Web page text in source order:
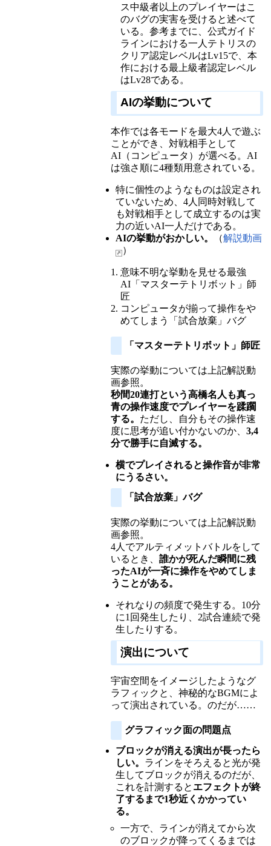
ス中級者以上のプレイヤーはこ
のバグの実害を受けると述べて
いる。参考までに、公式ガイド
ラインにおける一人テトリスの
クリア認定レベルはLv15で、本
作における最上級者認定レベル
はLv28である。
AIの挙動について
本作では各モードを最大4人で遊ぶ
ことができ、対戦相手として
AI（コンピュータ）が選べる。AI
は強さ順に4種類用意されている。
特に個性のようなものは設定され
ていないため、4人同時対戦して
も対戦相手として成立するのは実
力の近いAI一人だけである。
AIの挙動がおかしい。
（解説動画
）
意味不明な挙動を見せる最強
AI「マスターテトリボット」師
匠
コンピュータが揃って操作をや
めてしまう「試合放棄」バグ
「マスターテトリボット」師匠
実際の挙動については上記解説動
画参照。
秒間20連打という高橋名人も真っ
青の操作速度でプレイヤーを蹂躙
する。 ただし、自分もその操作速
度に思考が追い付かないのか、 3,4
分で勝手に自滅する。
横でプレイされると操作音が非常
にうるさい。
「試合放棄」バグ
実際の挙動については上記解説動
画参照。
4人でアルティメットバトルをして
いるとき、 誰かが死んだ瞬間に残
ったAIが一斉に操作をやめてしま
うことがある。
それなりの頻度で発生する。10分
に1回発生したり、2試合連続で発
生したりする。
演出について
宇宙空間をイメージしたようなグ
ラフィックと、神秘的なBGMによ
って演出されている。のだが……
グラフィック面の問題点
ブロックが消える演出が長ったら
しい。 ラインをそろえると光が発
生してブロックが消えるのだが、
これを計測すると エフェクトが終
了するまで1秒近くかかってい
る。
一方で、ラインが消えてから次
のブロックが降ってくるまでは